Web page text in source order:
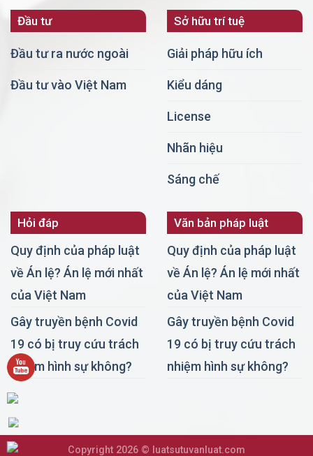
Đầu tư
Đầu tư ra nước ngoài
Đầu tư vào Việt Nam
Sở hữu trí tuệ
Giải pháp hữu ích
Kiểu dáng
License
Nhãn hiệu
Sáng chế
Hỏi đáp
Quy định của pháp luật
về Án lệ? Án lệ mới nhất
của Việt Nam
Gây truyền bệnh Covid
19 có bị truy cứu trách
nhiệm hình sự không?
Văn bản pháp luật
Quy định của pháp luật
về Án lệ? Án lệ mới nhất
của Việt Nam
Gây truyền bệnh Covid
19 có bị truy cứu trách
nhiệm hình sự không?
Copyright 2026 © luatsutuvanluat.com